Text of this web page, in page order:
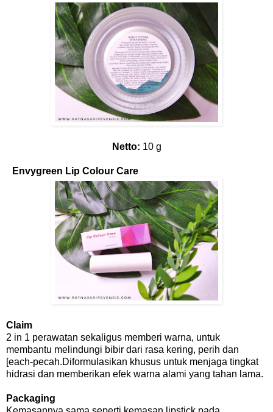
Netto: 10 g
Envygreen Lip Colour Care
Claim
2 in 1 perawatan sekaligus memberi warna, untuk
membantu melindungi bibir dari rasa kering, perih dan
[each-pecah.Diformulasikan khusus untuk menjaga tingkat
hidrasi dan memberikan efek warna alami yang tahan lama.
Packaging